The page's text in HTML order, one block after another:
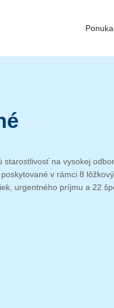
Ponuka
na vysokej
v rámci 8
urgentného príjmu a 22